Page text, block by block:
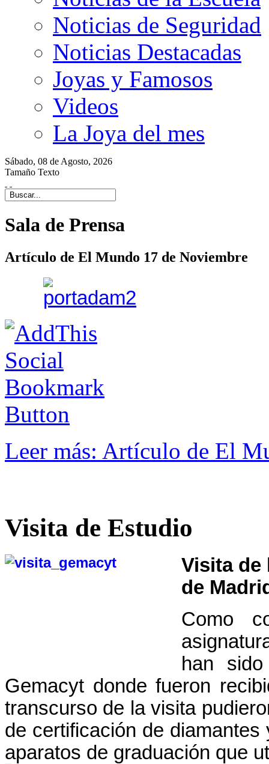
Noticias de Seguridad
Noticias Destacadas
Joyas y Famosos
Videos
La Joya del mes
Sábado, 08 de Agosto, 2026
Tamaño Texto
Sala de Prensa
Artículo de El Mundo 17 de Noviembre
Leer más: Artículo de El
Visita de Estudio
Visita de
de
Como
han
Gemacyt donde fueron
transcurso de la visita
de certificación de
aparatos de graduación que